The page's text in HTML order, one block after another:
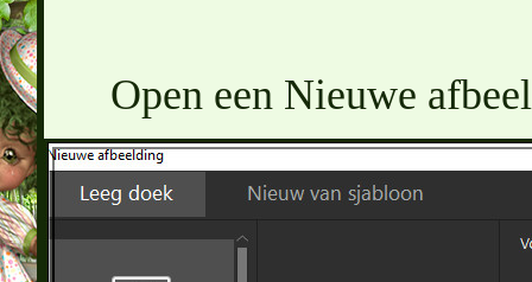
Open een Nieuwe